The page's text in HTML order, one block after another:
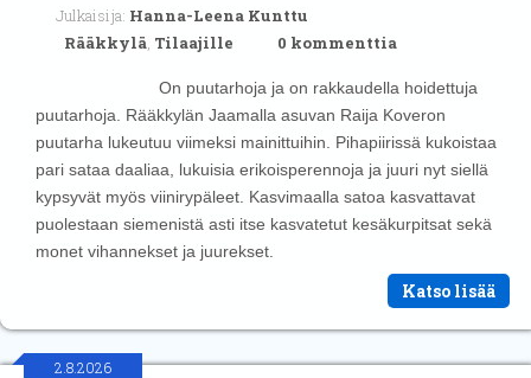
Julkaisija: Hanna-Leena Kunttu
Rääkkylä, Tilaajille 0 kommenttia
On puutarhoja ja on rakkaudella hoidettuja
puutarhoja. Rääkkylän Jaamalla asuvan Raija Koveron
puutarha lukeutuu viimeksi mainittuihin. Pihapiirissä kukoistaa
pari sataa daaliaa, lukuisia erikoisperennoja ja juuri nyt siellä
kypsyvät myös viinirypäleet. Kasvimaalla satoa kasvattavat
puolestaan siemenistä asti itse kasvatetut kesäkurpitsat sekä
monet vihannekset ja juurekset.
Katso lisää
2.8.2026